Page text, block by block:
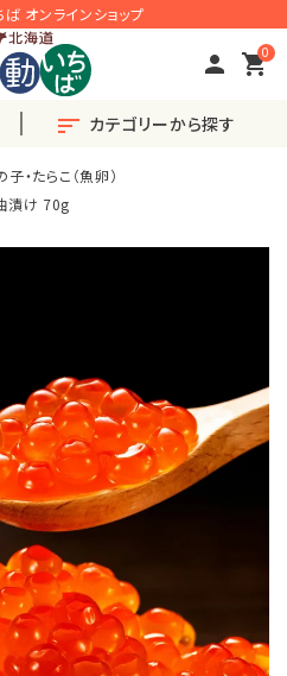
オンラインショップ
person 0
shopping_cart
sort カテゴリーから探す
search
員登録
子・たらこ（魚卵）
漬け 70g